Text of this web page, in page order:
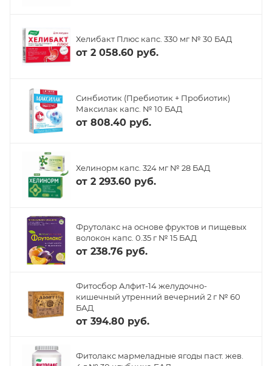
Хелибакт Плюс капс. 330 мг № 30 БАД
от 2 058.60 руб.
Синбиотик (Пребиотик + Пробиотик)
Максилак капс. № 10 БАД
от 808.40 руб.
Хелинорм капс. 324 мг № 28 БАД
от 2 293.60 руб.
Фрутолакс на основе фруктов и пищевых
волокон капс. 0.35 г № 15 БАД
от 238.76 руб.
Фитосбор Алфит-14 желудочно-
кишечный утренний вечерний 2 г № 60
БАД
от 394.80 руб.
Фитолакс мармеладные ягоды паст. жев.